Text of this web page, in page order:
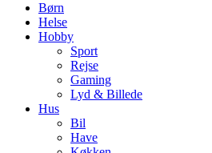
Børn
Helse
Hobby
Sport
Rejse
Gaming
Lyd & Billede
Hus
Bil
Have